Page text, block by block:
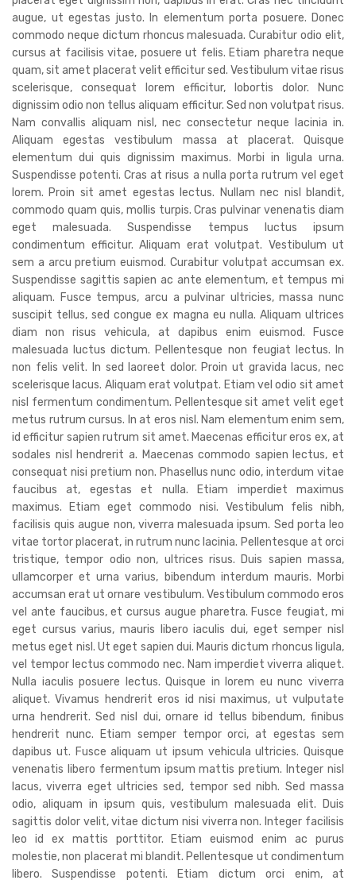
augue, ut egestas justo. In elementum porta posuere. Donec
commodo neque dictum rhoncus malesuada. Curabitur odio elit,
cursus at facilisis vitae, posuere ut felis. Etiam pharetra neque
quam, sit amet placerat velit efficitur sed. Vestibulum vitae risus
scelerisque, consequat lorem efficitur, lobortis dolor. Nunc
dignissim odio non tellus aliquam efficitur. Sed non volutpat risus.
Nam convallis aliquam nisl, nec consectetur neque lacinia in.
Aliquam egestas vestibulum massa at placerat. Quisque
elementum dui quis dignissim maximus. Morbi in ligula urna.
Suspendisse potenti. Cras at risus a nulla porta rutrum vel eget
lorem. Proin sit amet egestas lectus. Nullam nec nisl blandit,
commodo quam quis, mollis turpis. Cras pulvinar venenatis diam
eget malesuada. Suspendisse tempus luctus ipsum
condimentum efficitur. Aliquam erat volutpat. Vestibulum ut
sem a arcu pretium euismod. Curabitur volutpat accumsan ex.
Suspendisse sagittis sapien ac ante elementum, et tempus mi
aliquam. Fusce tempus, arcu a pulvinar ultricies, massa nunc
suscipit tellus, sed congue ex magna eu nulla. Aliquam ultrices
diam non risus vehicula, at dapibus enim euismod. Fusce
malesuada luctus dictum. Pellentesque non feugiat lectus. In
non felis velit. In sed laoreet dolor. Proin ut gravida lacus, nec
scelerisque lacus. Aliquam erat volutpat. Etiam vel odio sit amet
nisl fermentum condimentum. Pellentesque sit amet velit eget
metus rutrum cursus. In at eros nisl. Nam elementum enim sem,
id efficitur sapien rutrum sit amet. Maecenas efficitur eros ex, at
sodales nisl hendrerit a. Maecenas commodo sapien lectus, et
consequat nisi pretium non. Phasellus nunc odio, interdum vitae
faucibus at, egestas et nulla. Etiam imperdiet maximus
maximus. Etiam eget commodo nisi. Vestibulum felis nibh,
facilisis quis augue non, viverra malesuada ipsum. Sed porta leo
vitae tortor placerat, in rutrum nunc lacinia. Pellentesque at orci
tristique, tempor odio non, ultrices risus. Duis sapien massa,
ullamcorper et urna varius, bibendum interdum mauris. Morbi
accumsan erat ut ornare vestibulum. Vestibulum commodo eros
vel ante faucibus, et cursus augue pharetra. Fusce feugiat, mi
eget cursus varius, mauris libero iaculis dui, eget semper nisl
metus eget nisl. Ut eget sapien dui. Mauris dictum rhoncus ligula,
vel tempor lectus commodo nec. Nam imperdiet viverra aliquet.
Nulla iaculis posuere lectus. Quisque in lorem eu nunc viverra
aliquet. Vivamus hendrerit eros id nisi maximus, ut vulputate
urna hendrerit. Sed nisl dui, ornare id tellus bibendum, finibus
hendrerit nunc. Etiam semper tempor orci, at egestas sem
dapibus ut. Fusce aliquam ut ipsum vehicula ultricies. Quisque
venenatis libero fermentum ipsum mattis pretium. Integer nisl
lacus, viverra eget ultricies sed, tempor sed nibh. Sed massa
odio, aliquam in ipsum quis, vestibulum malesuada elit. Duis
sagittis dolor velit, vitae dictum nisi viverra non. Integer facilisis
leo id ex mattis porttitor. Etiam euismod enim ac purus
molestie, non placerat mi blandit. Pellentesque ut condimentum
libero. Suspendisse potenti. Etiam dictum orci enim, at